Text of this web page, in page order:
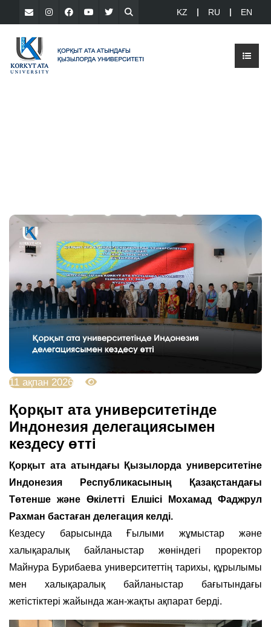
KZ RU EN
11 ақпан 2026
Қорқыт ата университетінде
Индонезия делегациясымен
кездесу өтті
Қорқыт ата атындағы Қызылорда университетіне
Индонезия Республикасының Қазақстандағы
Төтенше және Өкілетті Елшісі Мохамад Фаджрул
Рахман бастаған делегация келді.
Кездесу барысында Ғылыми жұмыстар және
халықаралық байланыстар жөніндегі проректор
Майнура Бурибаева университеттің тарихы, құрылымы
мен халықаралық байланыстар бағытындағы
жетістіктері жайында жан-жақты ақпарат берді.